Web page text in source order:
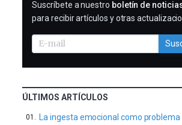
SUSCRIBIRME
Suscríbete a nuestro boletín de
para recibir artículos y otras
ÚLTIMOS ARTÍCULOS
La ingesta emocional como problema